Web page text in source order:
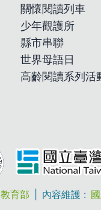
關懷閱讀列車
少年觀護所
縣市串聯
世界母語日
高齡閱讀系列活
教育部 內容維護 :